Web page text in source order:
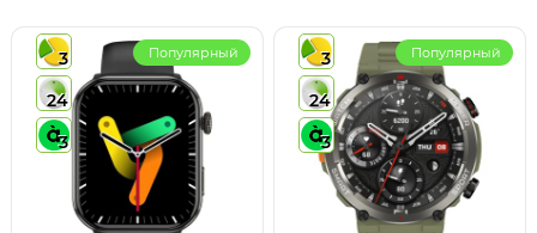
3
24
3
Популярный
3
24
3
Популярный